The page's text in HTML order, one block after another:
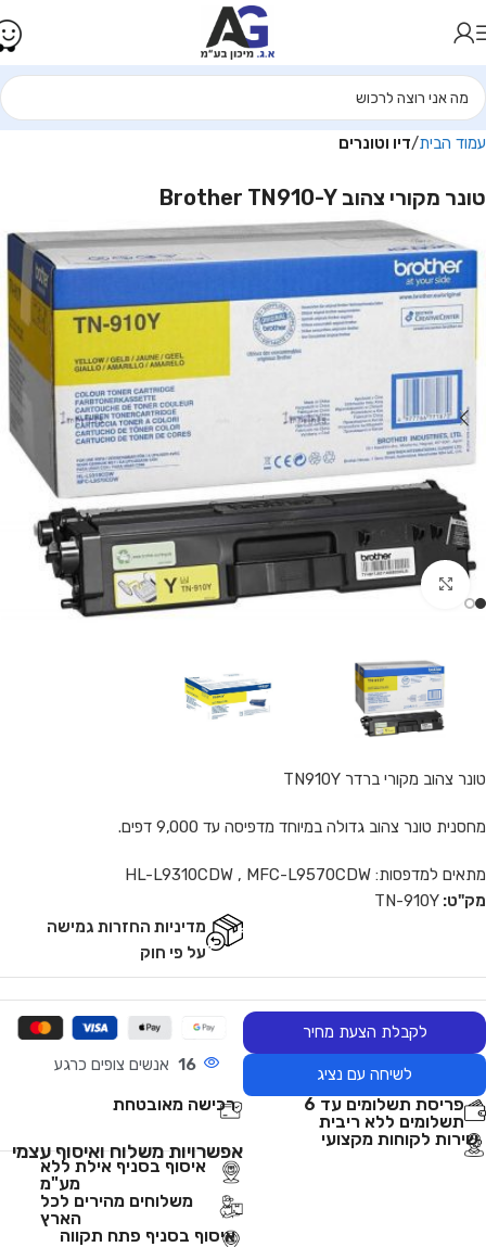
עמוד הבית דיו וטונרים
‏טונר מקורי צהוב Brother TN910-Y
Click to enlarge
טונר צהוב מקורי ברדר TN910Y
מחסנית טונר צהוב גדולה במיוחד מדפיסה עד 9,000 דפים.
מתאים למדפסות: HL-L9310CDW , MFC-L9570CDW
מק"ט: TN-910Y
מדיניות החזרות גמישה
על פי חוק
לקבלת הצעת מחיר
לשיחה עם נציג 16 אנשים צופים כרגע
פריסת תשלומים עד 6
תשלומים ללא ריבית
רכישה מאובטחת
שירות לקוחות מקצועי
אפשרויות משלוח ואיסוף עצמי
איסוף בסניף אילת ללא
מע"מ
משלוחים מהירים לכל
הארץ
איסוף בסניף פתח תקווה